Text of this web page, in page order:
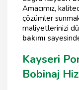
Amacımız,
çözümler
maliyetlerinizi
bakımı
Kayseri
Bobinaj